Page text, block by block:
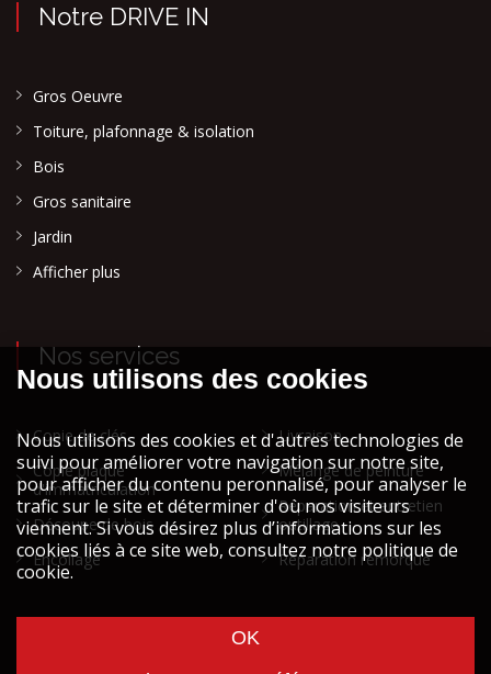
Notre DRIVE IN
Gros Oeuvre
Toiture, plafonnage & isolation
Bois
Gros sanitaire
Jardin
Afficher plus
Nos services
Copie de clés
Copie plaque
d'immatriculation
Découpe de bois
Encollage
Livraison
Mélange de peinture
Réparation et entretien
outillage
Réparation remorque
Mentions légales STOCK ATH